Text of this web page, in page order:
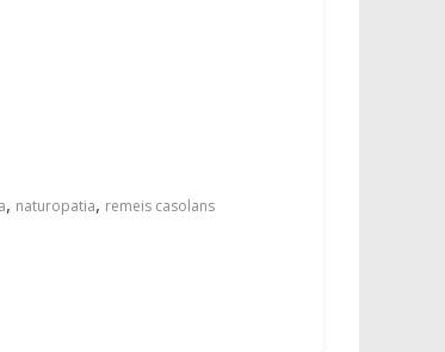
, naturopatia, remeis casolans